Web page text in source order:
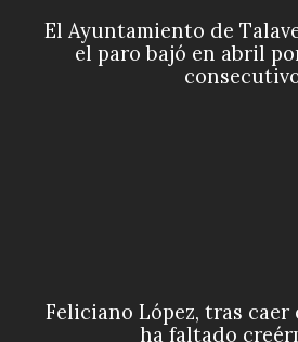
El Ayuntamiento de
el paro bajó en abril
Feliciano López, tras caer
ha faltado